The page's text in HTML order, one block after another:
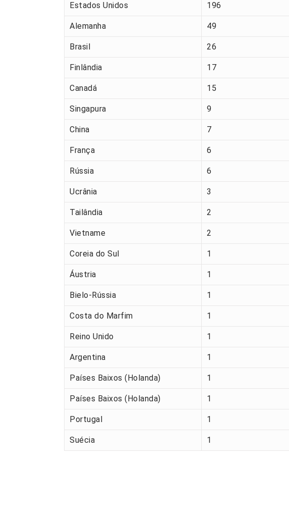
Estados Unidos 196
Alemanha 49
Brasil 26
Finlândia 17
Canadá 15
Singapura 9
China 7
França 6
Rússia 6
Ucrânia 3
Tailândia 2
Vietname 2
Coreia do Sul 1
Áustria 1
Bielo-Rússia 1
Costa do Marfim 1
Reino Unido 1
Argentina 1
Países Baixos (Holanda) 1
Países Baixos (Holanda) 1
Portugal 1
Suécia 1